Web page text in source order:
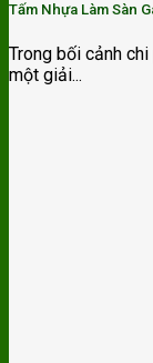
Tấm Nhựa Làm Sàn
Trong bối cảnh
một giải...